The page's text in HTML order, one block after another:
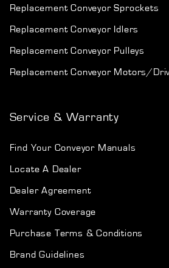
Replacement Conveyor Sprockets
Replacement Conveyor Idlers
Replacement Conveyor Pulleys
Replacement Conveyor Motors/
Service & Warranty
Find Your Conveyor Manuals
Locate A Dealer
Dealer Agreement
Warranty Coverage
Purchase Terms & Conditions
Brand Guidelines